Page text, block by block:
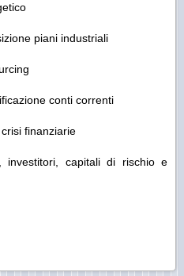
piani industriali
conti correnti
finanziarie
investitori, capitali di rischio e